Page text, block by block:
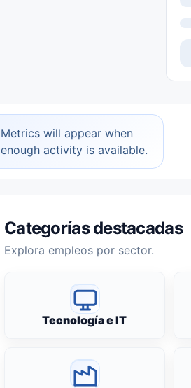
Metrics will appear when
enough activity is available.
Categorías destacadas
Explora empleos por sector.
Tecnología e IT